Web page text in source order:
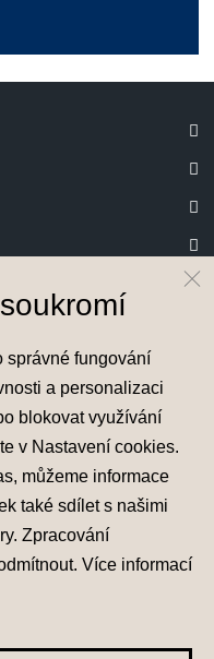
s.r.o.
800 900
správné fungování
a personalizaci
blokovat využívání
v Nastavení cookies.
můžeme informace
také sdílet s našimi
Zpracování
. Více informací